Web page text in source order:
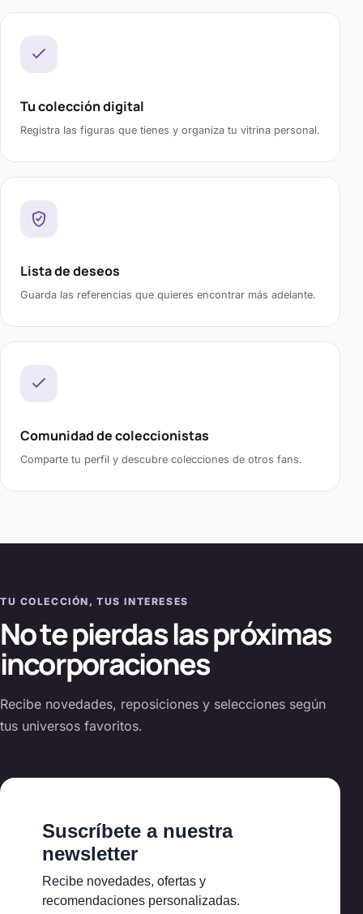
Tu colección digital
Registra las figuras que tienes y organiza tu vitrina personal.
Lista de deseos
Guarda las referencias que quieres encontrar más adelante.
Comunidad de coleccionistas
Comparte tu perfil y descubre colecciones de otros fans.
TU COLECCIÓN, TUS INTERESES
No te pierdas las próximas
incorporaciones
Recibe novedades, reposiciones y selecciones según
tus universos favoritos.